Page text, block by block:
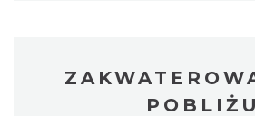
POBLIŻU